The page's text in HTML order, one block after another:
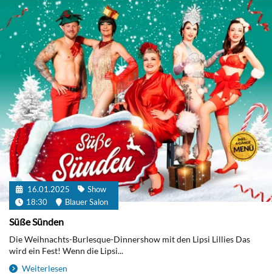
16.01.2025
Show
18:30
Blauer Salon
Süße Sünden
Die Weihnachts-Burlesque-Dinnershow mit den Lipsi Lillies Das
wird ein Fest! Wenn die Lipsi...
Weiterlesen